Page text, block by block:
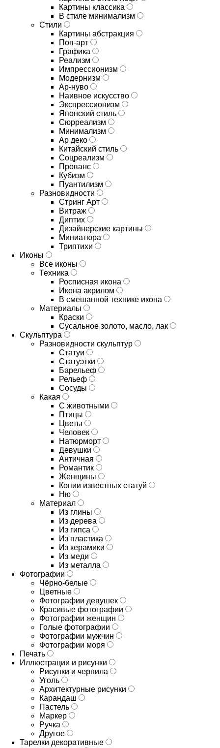
Картины классика
В стиле минимализм
Стили
Картины абстракция
Поп-арт
Графика
Реализм
Импрессионизм
Модернизм
Ар-нуво
Наивное искусство
Экспрессионизм
Японский стиль
Сюрреализм
Минимализм
Ар деко
Китайский стиль
Соцреализм
Прованс
Кубизм
Пуантилизм
Разновидности
Стринг Арт
Витраж
Диптих
Дизайнерские картины
Миниатюра
Триптихи
Иконы
Все иконы
Техника
Росписная икона
Икона акрилом
В смешанной технике икона
Материалы
Краски
Сусальное золото, масло, лак
Скульптура
Разновидности скульптур
Статуи
Статуэтки
Барельеф
Рельеф
Сосуды
Какая
С животными
Птицы
Цветы
Человек
Натюрморт
Девушки
Античная
Романтик
Женщины
Копии известных статуй
Ню
Материал
Из глины
Из дерева
Из гипса
Из пластика
Из керамики
Из меди
Из металла
Фотографии
Чёрно-белые
Цветные
Фотографии девушек
Красивые фотографии
Фотографии женщин
Голые фотографии
Фотографии мужчин
Фотографии моря
Печать
Иллюстрации и рисунки
Рисунки и чернила
Уголь
Архитектурные рисунки
Карандаш
Пастель
Маркер
Ручка
Другое
Тарелки декоративные